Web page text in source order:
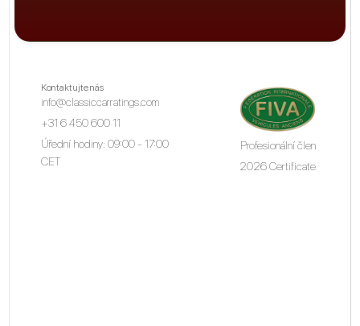
Kontaktujte nás
info@classiccarratings.com
+31 6 450 600 11
Úřední hodiny: 09:00 - 17:00
CET
Profesionální člen
2026 Certificate